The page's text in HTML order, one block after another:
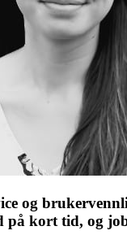
og
på kort tid, og